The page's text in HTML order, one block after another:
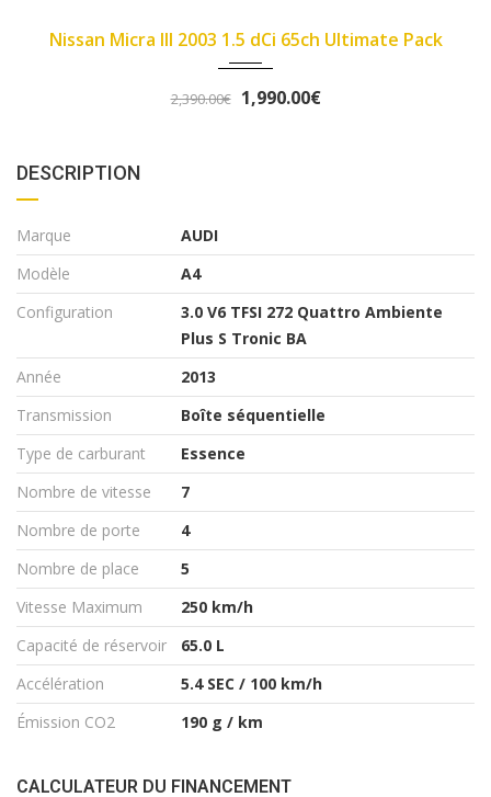
Pack Fiat Panda II 2007 1.1 8v 54ch
DESCRIPTION
Marque
AUDI
Modèle
A4
Configuration
3.0 V6 TFSI 272 Quattro Ambiente
Plus S Tronic BA
Année
2013
Transmission
Boîte séquentielle
Type de carburant
Essence
Nombre de vitesse
7
Nombre de porte
4
Nombre de place
5
Vitesse Maximum
250 km/h
Capacité de réservoir
65.0 L
Accélération
5.4 SEC / 100 km/h
Émission CO2
190 g / km
CALCULATEUR DU FINANCEMENT